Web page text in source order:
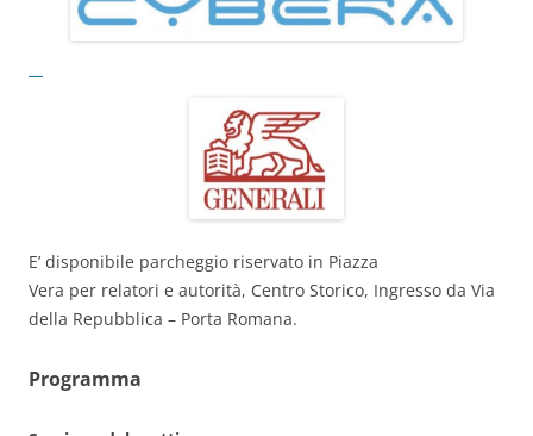
E’ disponibile parcheggio riservato in Piazza
Vera per relatori e autorità, Centro Storico, Ingresso da Via
della Repubblica – Porta Romana.
Programma